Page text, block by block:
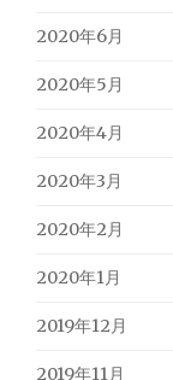
2020年6月
2020年5月
2020年4月
2020年3月
2020年2月
2020年1月
2019年12月
2019年11月